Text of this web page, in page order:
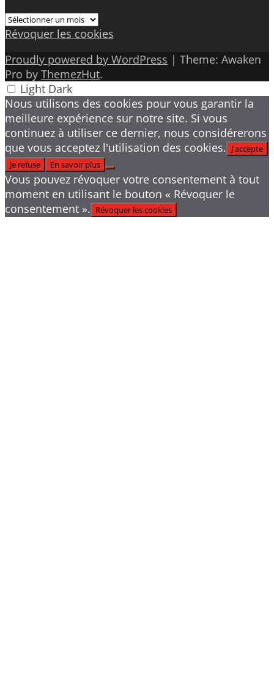
Archives
Révoquer les cookies
Proudly powered by WordPress | Theme: Awaken
Pro by ThemezHut.
Light Dark
Nous utilisons des cookies pour vous garantir la
meilleure expérience sur notre site. Si vous
continuez à utiliser ce dernier, nous considérerons
que vous acceptez l'utilisation des cookies. J'accepte
Je refuse
En savoir plus
Vous pouvez révoquer votre consentement à tout
moment en utilisant le bouton « Révoquer le
consentement ». Révoquer les cookies